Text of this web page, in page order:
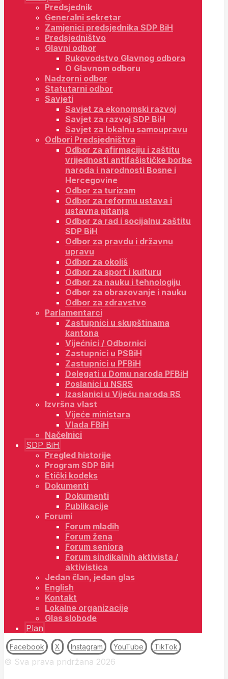
Predsjednik
Generalni sekretar
Zamjenici predsjednika SDP BiH
Predsjedništvo
Glavni odbor
Rukovodstvo Glavnog odbora
O Glavnom odboru
Nadzorni odbor
Statutarni odbor
Savjeti
Savjet za ekonomski razvoj
Savjet za razvoj SDP BiH
Savjet za lokalnu samoupravu
Odbori Predsjedništva
Odbor za afirmaciju i zaštitu
vrijednosti antifašističke borbe
naroda i narodnosti Bosne i
Hercegovine
Odbor za turizam
Odbor za reformu ustava i
ustavna pitanja
Odbor za rad i socijalnu zaštitu
SDP BiH
Odbor za pravdu i državnu
upravu
Odbor za okoliš
Odbor za sport i kulturu
Odbor za nauku i tehnologiju
Odbor za obrazovanje i nauku
Odbor za zdravstvo
Parlamentarci
Zastupnici u skupštinama
kantona
Vijećnici / Odbornici
Zastupnici u PSBiH
Zastupnici u PFBiH
Delegati u Domu naroda PFBiH
Poslanici u NSRS
Izaslanici u Vijeću naroda RS
Izvršna vlast
Vijeće ministara
Vlada FBiH
Načelnici
SDP BiH
Pregled historije
Program SDP BiH
Etički kodeks
Dokumenti
Dokumenti
Publikacije
Forumi
Forum mladih
Forum žena
Forum seniora
Forum sindikalnih aktivista /
aktivistica
Jedan član, jedan glas
English
Kontakt
Lokalne organizacije
Glas slobode
Plan
Facebook X Instagram YouTube TikTok
© Sva prava pridržana 2026